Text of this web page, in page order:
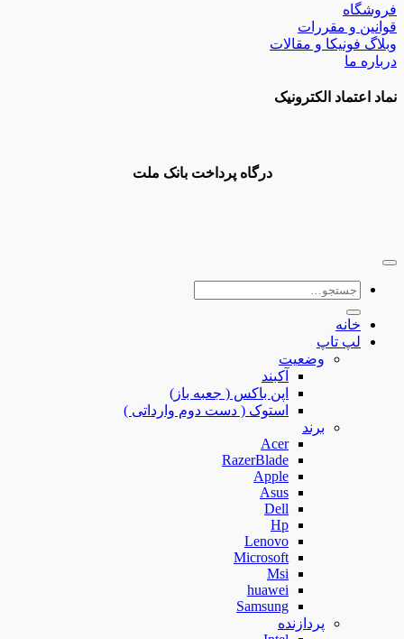
فروشگاه
قوانین و مقررات
وبلاگ فونیکا و مقالات
درباره ما
نماد اعتماد الکترونیک
درگاه پرداخت بانک ملت
جستجو
خانه
لپ تاپ
وضعیت
آکبند
اپن باکس ( جعبه باز)
استوک ( دست دوم وارداتی )
برند
Acer
RazerBlade
Apple
Asus
Dell
Hp
Lenovo
Microsoft
Msi
huawei
Samsung
پردازنده